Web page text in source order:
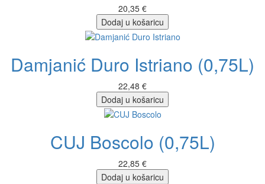
20,35 €
Dodaj u košaricu
Damjanić Duro Istriano (0,75L)
22,48 €
Dodaj u košaricu
CUJ Boscolo (0,75L)
22,85 €
Dodaj u košaricu